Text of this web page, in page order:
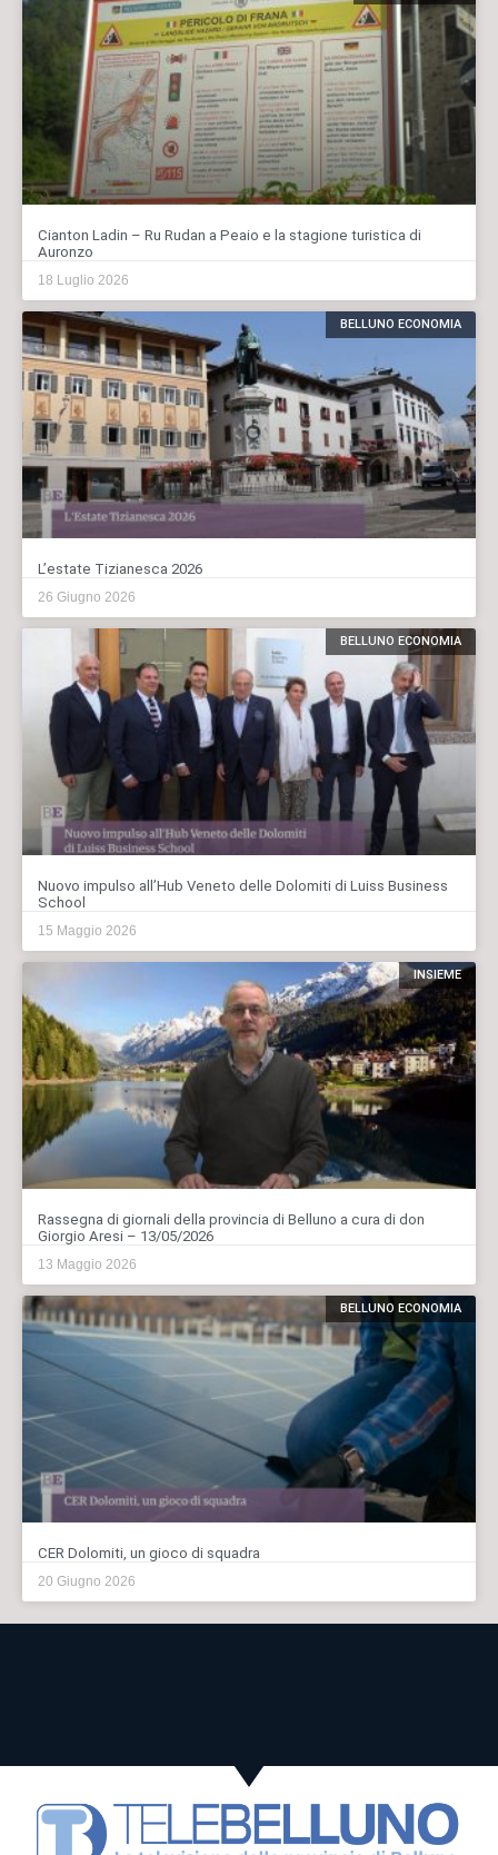
Cianton Ladin – Ru Rudan a Peaio e la stagione turistica di
Auronzo
18 Luglio 2026
BELLUNO ECONOMIA
L’estate Tizianesca 2026
26 Giugno 2026
BELLUNO ECONOMIA
Nuovo impulso all’Hub Veneto delle Dolomiti di Luiss Business
School
15 Maggio 2026
INSIEME
Rassegna di giornali della provincia di Belluno a cura di don
Giorgio Aresi – 13/05/2026
13 Maggio 2026
BELLUNO ECONOMIA
CER Dolomiti, un gioco di squadra
20 Giugno 2026